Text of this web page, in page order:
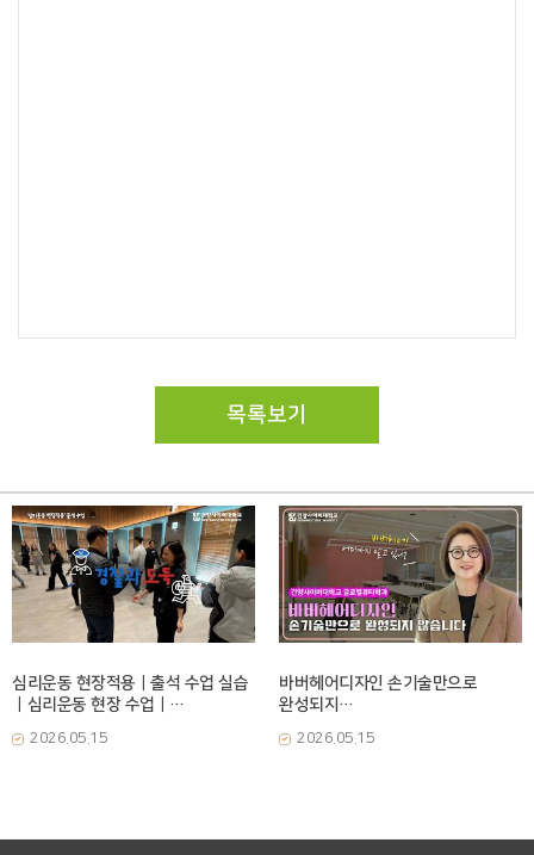
목록보기
심리운동 현장적용｜출석 수업 실습
｜심리운동 현장 수업｜
심리운동치료학과
2026.05.15
바버헤어디자인 손기술만으로
완성되지
글로벌뷰티학과 손진아 교수
2026.05.15